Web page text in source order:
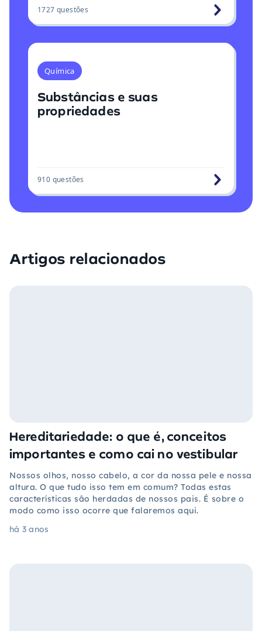
1727 questões
Química
Substâncias e suas
propriedades
910 questões
Artigos relacionados
Hereditariedade: o que é, conceitos
importantes e como cai no vestibular
Nossos olhos, nosso cabelo, a cor da nossa pele e nossa
altura. O que tudo isso tem em comum? Todas estas
características são herdadas de nossos pais. É sobre o
modo como isso ocorre que falaremos aqui.
há 3 anos